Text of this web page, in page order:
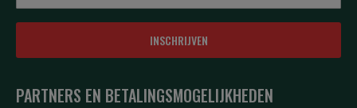
INSCHRIJVEN
PARTNERS EN BETALINGSMOGELIJKHEDEN